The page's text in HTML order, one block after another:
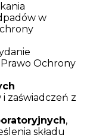
w
Ochrony
zaświadczeń z
,
składu